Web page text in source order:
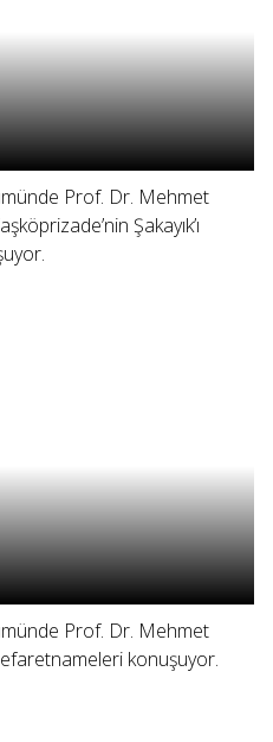
Prof. Dr. Mehmet
Şakayık’ı
Prof. Dr. Mehmet
konuşuyor.